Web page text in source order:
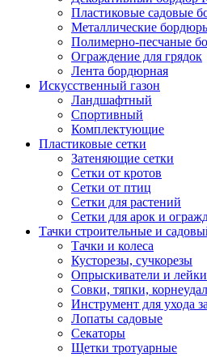
Пластиковые садовые
Металлические
Полимерно-песчаные
Ограждение для грядок
Лента бордюрная
Искусственный газон
Ландшафтный
Спортивный
Комплектующие
Пластиковые сетки
Затеняющие сетки
Сетки от кротов
Сетки от птиц
Сетки для растений
Сетки для арок и
Тачки строительные и
Тачки и колеса
Кусторезы, сучкорезы
Опрыскиватели и лейки
Совки, тяпки,
Инструмент для ухода
Лопаты садовые
Секаторы
Щетки тротуарные